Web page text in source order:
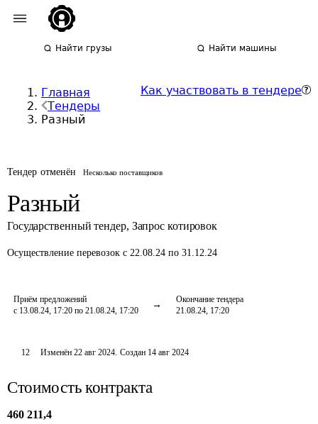
Найти грузы Найти машины
Главная
Тендеры
Разный
Как участвовать в тендере
Тендер отменён Несколько поставщиков
Разный
Государственный тендер, Запрос котировок
Осуществление перевозок с 22.08.24 по 31.12.24
Приём предложений
с 13.08.24, 17:20 по 21.08.24, 17:20
Окончание тендера
21.08.24, 17:20
12 Изменён22 авг 2024. Создан 14 авг 2024
Стоимость контракта
460 211,4